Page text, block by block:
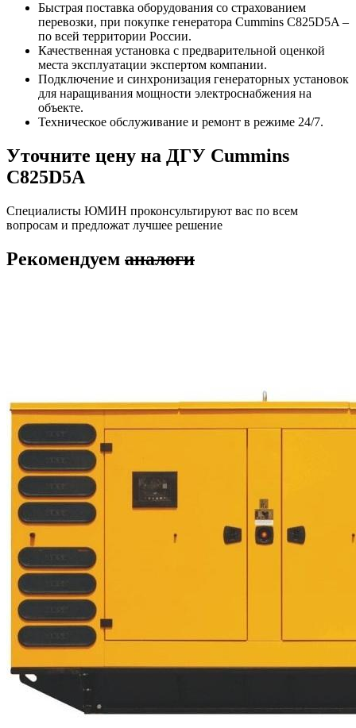
Быстрая поставка оборудования со страхованием
перевозки, при покупке генератора Cummins C825D5A –
по всей территории России.
Качественная установка с предварительной оценкой
места эксплуатации экспертом компании.
Подключение и синхронизация генераторных установок
для наращивания мощности электроснабжения на
объекте.
Техническое обслуживание и ремонт в режиме 24/7.
Уточните цену на ДГУ Cummins
C825D5A
Специалисты ЮМИН проконсультируют вас по всем
вопросам и предложат лучшее решение
Рекомендуем аналоги